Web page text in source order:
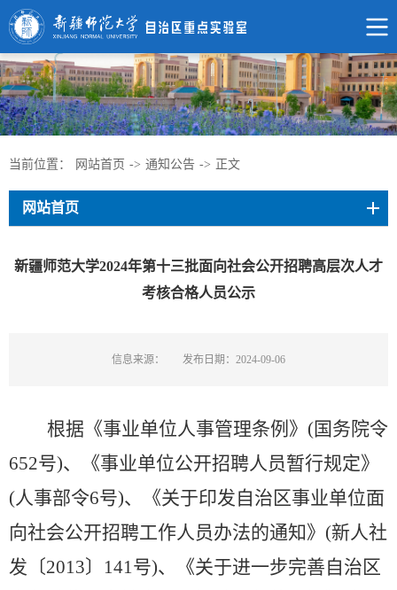
当前位置： 网站首页 -> 通知公告 -> 正文
网站首页
新疆师范大学2024年第十三批面向社会公开招聘高层次人才
考核合格人员公示
信息来源： 发布日期：2024-09-06
根据《事业单位人事管理条例》 (国务院令
652号)、《事业单位公开招聘人员暂行规定》
(人事部令6号)、《关于印发自治区事业单位面
向社会公开招聘工作人员办法的通知》(新人社
发〔2013〕141号)、《关于进一步完善自治区